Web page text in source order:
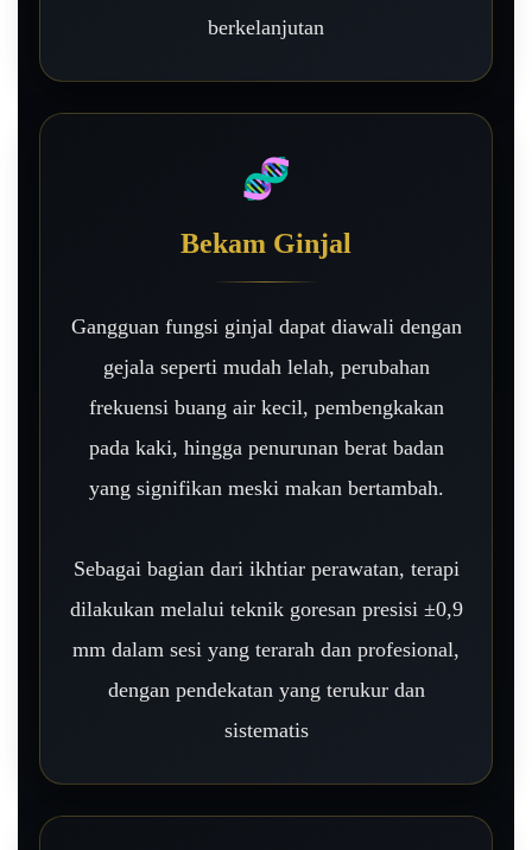
berkelanjutan
🧬
Bekam Ginjal
Gangguan fungsi ginjal dapat diawali dengan
gejala seperti mudah lelah, perubahan
frekuensi buang air kecil, pembengkakan
pada kaki, hingga penurunan berat badan
yang signifikan meski makan bertambah.
Sebagai bagian dari ikhtiar perawatan, terapi
dilakukan melalui teknik goresan presisi ±0,9
mm dalam sesi yang terarah dan profesional,
dengan pendekatan yang terukur dan
sistematis